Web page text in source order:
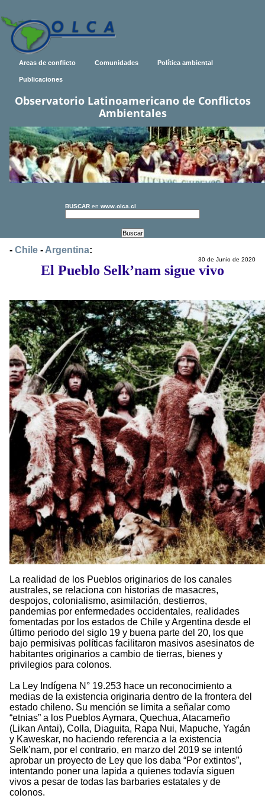
Areas de conflicto Comunidades Política ambiental
Publicaciones
Observatorio Latinoamericano de Conflictos
Ambientales
BUSCAR en www.olca.cl
- Chile - Argentina:
30 de Junio de 2020
El Pueblo Selk’nam sigue vivo
La realidad de los Pueblos originarios de los canales
australes, se relaciona con historias de masacres,
despojos, colonialismo, asimilación, destierros,
pandemias por enfermedades occidentales, realidades
fomentadas por los estados de Chile y Argentina desde el
último periodo del siglo 19 y buena parte del 20, los que
bajo permisivas políticas facilitaron masivos asesinatos de
habitantes originarios a cambio de tierras, bienes y
privilegios para colonos.
La Ley Indígena N° 19.253 hace un reconocimiento a
medias de la existencia originaria dentro de la frontera del
estado chileno. Su mención se limita a señalar como
“etnias” a los Pueblos Aymara, Quechua, Atacameño
(Likan Antai), Colla, Diaguita, Rapa Nui, Mapuche, Yagán
y Kaweskar, no haciendo referencia a la existencia
Selk’nam, por el contrario, en marzo del 2019 se intentó
aprobar un proyecto de Ley que los daba “Por extintos”,
intentando poner una lapida a quienes todavía siguen
vivos a pesar de todas las barbaries estatales y de
colonos.